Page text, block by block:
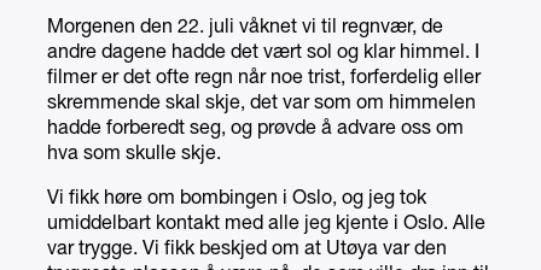
Morgenen den 22. juli våknet vi til regnvær, de
andre dagene hadde det vært sol og klar himmel. I
filmer er det ofte regn når noe trist, forferdelig eller
skremmende skal skje, det var som om himmelen
hadde forberedt seg, og prøvde å advare oss om
hva som skulle skje.
Vi fikk høre om bombingen i Oslo, og jeg tok
umiddelbart kontakt med alle jeg kjente i Oslo. Alle
var trygge. Vi fikk beskjed om at Utøya var den